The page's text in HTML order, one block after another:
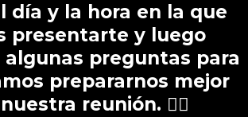
día y la hora en la que
presentarte y luego
algunas preguntas para
prepararnos mejor
reunión. 👇🏻